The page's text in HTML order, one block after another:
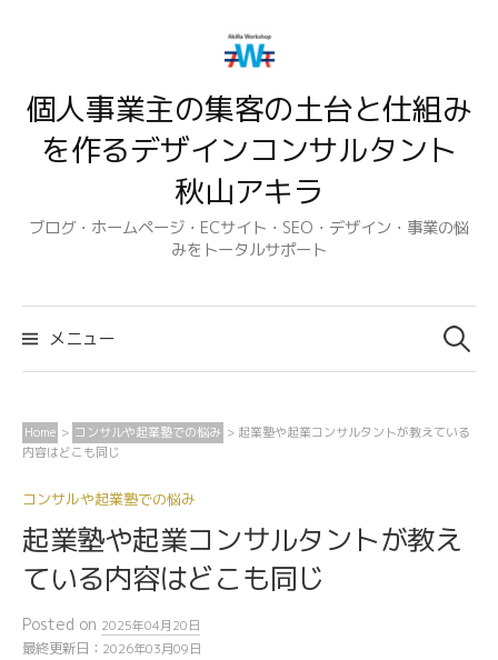
ン
キ
個人事業主の集客の土台と仕組み
を作るデザインコンサルタント
秋山アキラ
ブログ・ホームページ・ECサイト・SEO・デザイン・事業の悩
みをトータルサポート
メニュー
検
索:
Home > コンサルや起業塾での悩み > 起業塾や起業コンサルタントが教えている
内容はどこも同じ
コンサルや起業塾での悩み
起業塾や起業コンサルタントが教え
ている内容はどこも同じ
Posted on 2025年04月20日
最終更新日： 2026年03月09日